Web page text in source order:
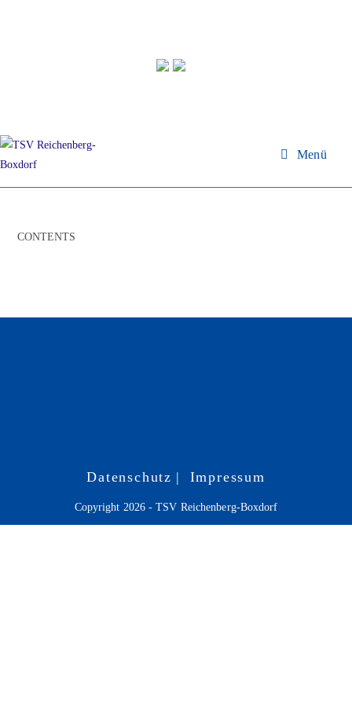
Menü
CONTENTS
Datenschutz Impressum
Copyright 2026 - TSV Reichenberg-Boxdorf